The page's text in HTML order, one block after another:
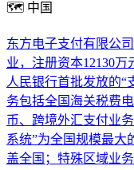
🗺 中国
东方电子支付有限公
业，注册资本12130万
人民银行首批发放的“
务包括全国海关税费
币、跨境外汇支付业
系统”为全国规模最大
盖全国；特殊区域业